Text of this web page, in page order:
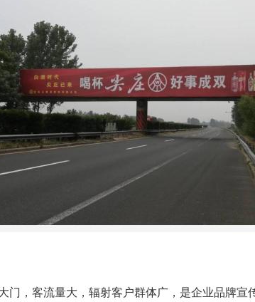
门，客流量大，辐射客户群体广，是企业品牌宣